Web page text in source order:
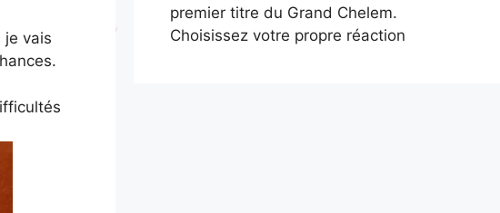
je vais
premier titre du Grand Chelem.
Choisissez votre propre réaction